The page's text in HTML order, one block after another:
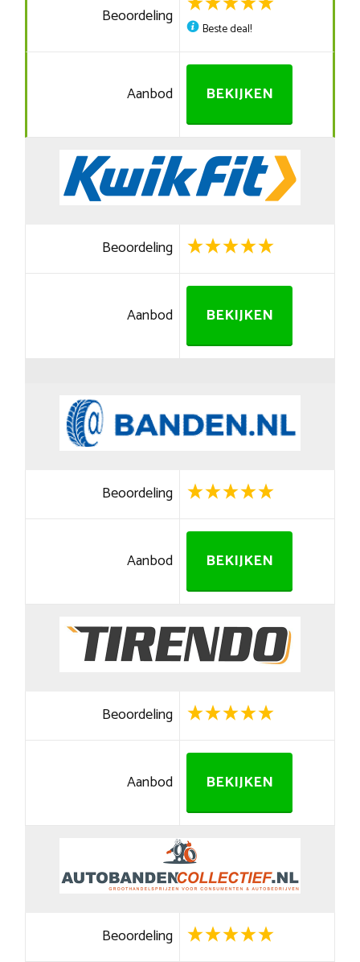
Beoordeling
Beste deal!
Aanbod BEKIJKEN
Beoordeling
Aanbod BEKIJKEN
Beoordeling
Aanbod BEKIJKEN
Beoordeling
Aanbod BEKIJKEN
Beoordeling